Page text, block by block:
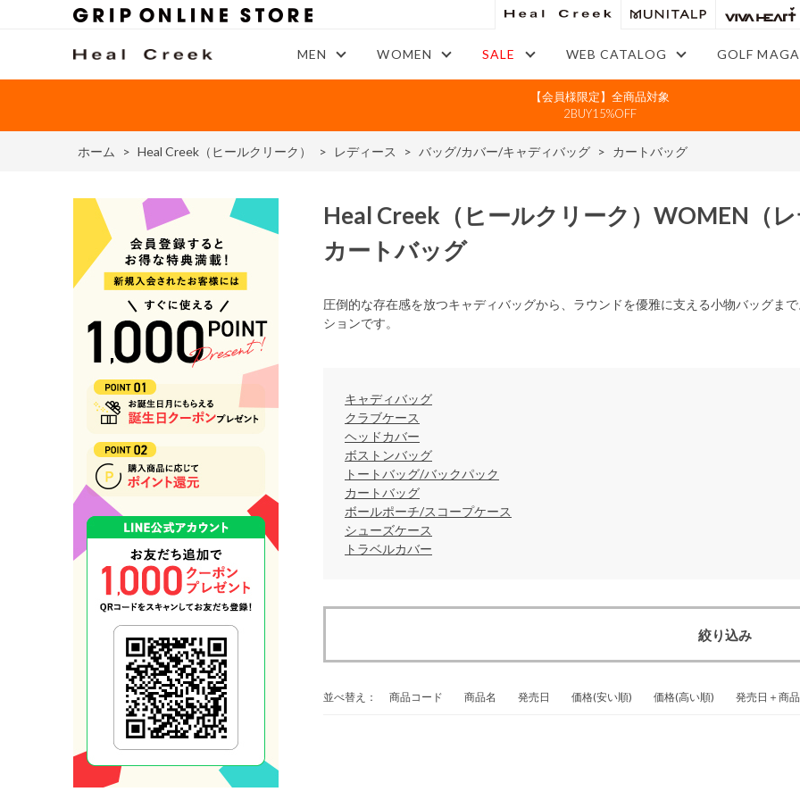
MEN WOMEN SALE WEB CATALOG GOLF
【会員様限定】全商品対象
2BUY15%OFF
ホーム > Heal Creek（ヒールクリーク） > レディース > バッグ/カバー/キャディバッグ > カートバッグ
カートバッグ
Heal Creek （ヒールクリーク） WOMEN （
圧倒的な存在感を放つキャディバッグから、ラウンドを優雅に支える小物バッグま
ションです。
キャディバッグ
クラブケース
ヘッドカバー
ボストンバッグ
トートバッグ/バックパック
カートバッグ
ボールポーチ/スコープケース
シューズケース
トラベルカバー
絞り込み
並べ替え： 商品コード 商品名 発売日 価格(安い順) 価格(高い順) 発売日＋商